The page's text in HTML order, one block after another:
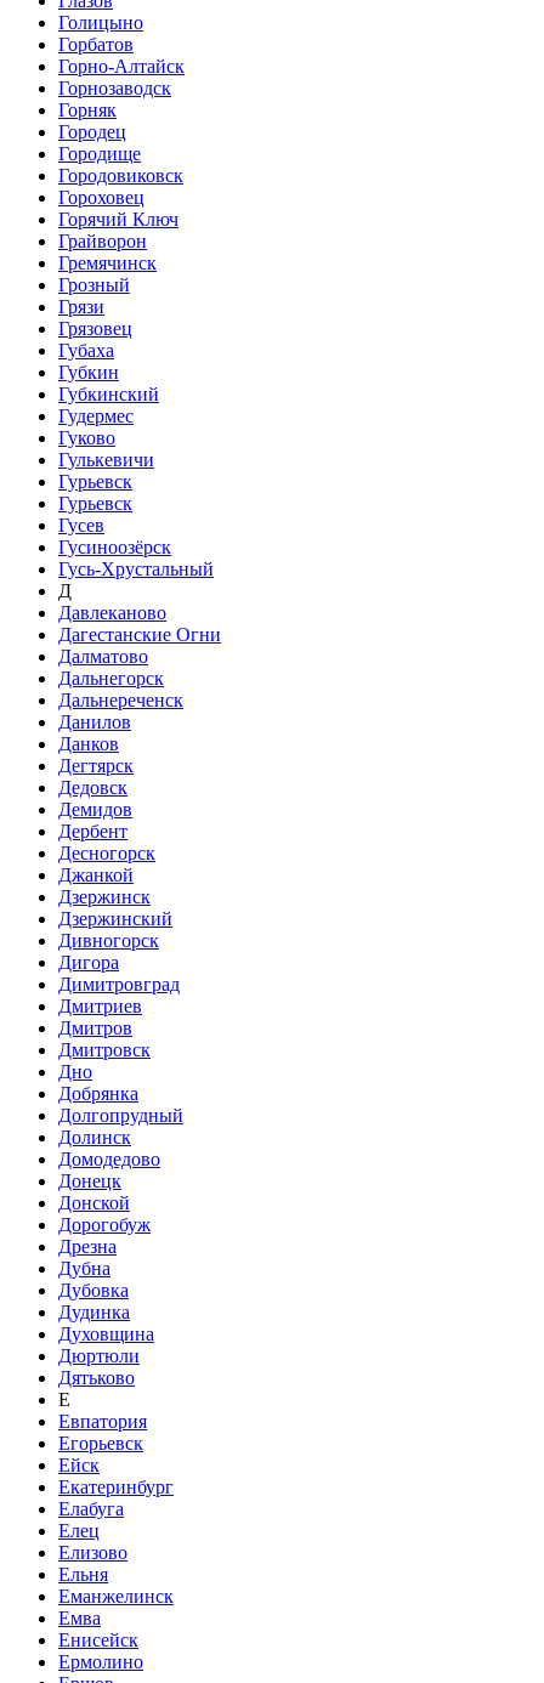
Голицыно
Горбатов
Горно-Алтайск
Горнозаводск
Горняк
Городец
Городище
Городовиковск
Гороховец
Горячий Ключ
Грайворон
Гремячинск
Грозный
Грязи
Грязовец
Губаха
Губкин
Губкинский
Гудермес
Гуково
Гулькевичи
Гурьевск
Гурьевск
Гусев
Гусиноозёрск
Гусь-Хрустальный
Д
Давлеканово
Дагестанские Огни
Далматово
Дальнегорск
Дальнереченск
Данилов
Данков
Дегтярск
Дедовск
Демидов
Дербент
Десногорск
Джанкой
Дзержинск
Дзержинский
Дивногорск
Дигора
Димитровград
Дмитриев
Дмитров
Дмитровск
Дно
Добрянка
Долгопрудный
Долинск
Домодедово
Донецк
Донской
Дорогобуж
Дрезна
Дубна
Дубовка
Дудинка
Духовщина
Дюртюли
Дятьково
Е
Евпатория
Егорьевск
Ейск
Екатеринбург
Елабуга
Елец
Елизово
Ельня
Еманжелинск
Емва
Енисейск
Ермолино